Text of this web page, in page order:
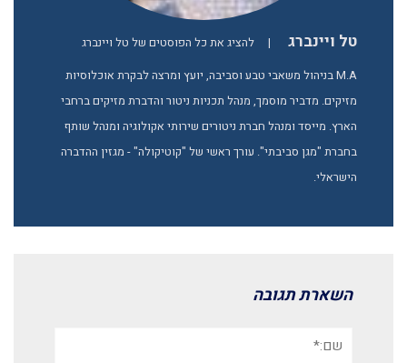
טל ויינברג |
להציג את כל הפוסטים של טל ויינברג
M.A בניהול משאבי טבע וסביבה, יועץ ומרצה לבקרת אוכלוסיות
מזיקים. מדביר מוסמך, מנהל תכניות ניטור והדברת מזיקים ברחבי
הארץ. מייסד ומנהל חברת ניטורים שירותי אקולוגיה ומנהל שותף
בחברת "מגן סביבתי". עורך ראשי של "קוטיקולה" - מגזין ההדברה
הישראלי.
השארת תגובה